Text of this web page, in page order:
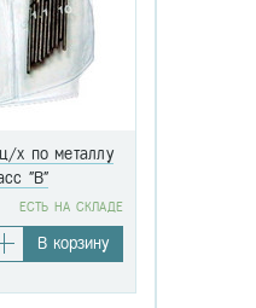
х по металлу
"В"
EСТЬ НА СКЛАДЕ
В корзину